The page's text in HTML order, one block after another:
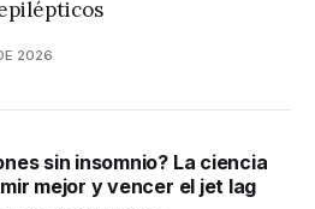
2026
sin insomnio? La ciencia
mejor y vencer el jet lag